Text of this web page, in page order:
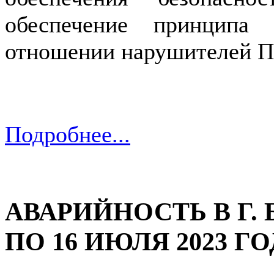
обеспечение принципа
отношении нарушителей
Подробнее...
АВАРИЙНОСТЬ В Г.
ПО 16 ИЮЛЯ 2023